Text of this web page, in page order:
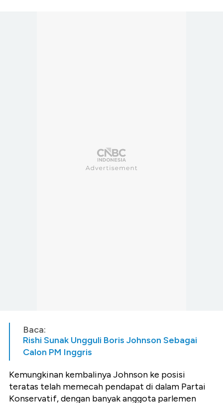
Baca:
Rishi Sunak Ungguli Boris Johnson Sebagai
Calon PM Inggris
Kemungkinan kembalinya Johnson ke posisi
teratas telah memecah pendapat di dalam Partai
Konservatif, dengan banyak anggota parlemen